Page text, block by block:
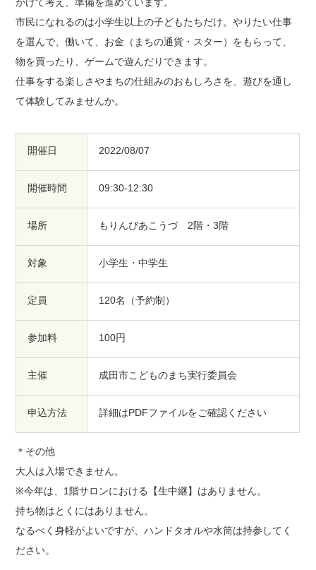
市民になれるのは小学生以上の子どもたちだけ。やりたい仕事
を選んで、働いて、お金（まちの通貨・スター）をもらって、
物を買ったり、ゲームで遊んだりできます。
仕事をする楽しさやまちの仕組みのおもしろさを、遊びを通し
て体験してみませんか。
開催日 2022/08/07
開催時間 09:30-12:30
場所 もりんぴあこうづ 2階・3階
対象 小学生・中学生
定員 120名（予約制）
参加料 100円
主催 成田市こどものまち実行委員会
申込方法 詳細はPDFファイルをご確認ください
＊その他
大人は入場できません。
※今年は、1階サロンにおける【生中継】はありません。
持ち物はとくにはありません。
なるべく身軽がよいですが、ハンドタオルや水筒は持参してく
ださい。